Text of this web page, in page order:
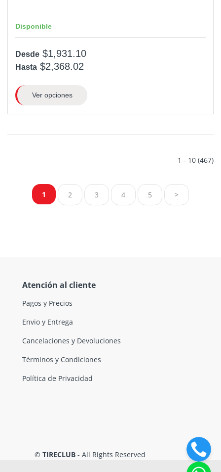
Disponible
Desde $1,931.10
Hasta $2,368.02
Ver opciones
1 - 10 (467)
1 2 3 4 5 >
Atención al cliente
Pagos y Precios
Envio y Entrega
Cancelaciones y Devoluciones
Términos y Condiciones
Política de Privacidad
© TIRECLUB - All Rights Reserved